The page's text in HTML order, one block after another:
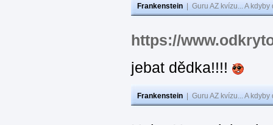
Frankenstein Guru AZ kvízu... A
https://
jebat dědka!!!!
Frankenstein Guru AZ kvízu... A